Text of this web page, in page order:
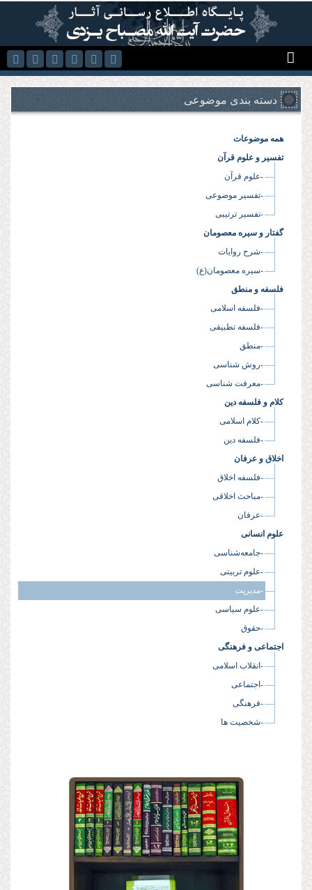
رفتن به محتوای اصلی
دسته بندی موضوعی
همه موضوعات
تفسیر و علوم قرآن
-علوم قرآن
-تفسیر موضوعی
-تفسیر ترتیبی
گفتار و سیره معصومان
-شرح روایات
-سیره معصومان(ع)
فلسفه و منطق
-فلسفه اسلامی
-فلسفه تطبیقی
-منطق
-روش شناسی
-معرفت شناسی
کلام و فلسفه دین
-کلام اسلامی
-فلسفه دین
اخلاق و عرفان
-فلسفه اخلاق
-مباحث اخلاقی
-عرفان
علوم انسانی
-جامعه‌شناسی
-علوم تربیتی
-مدیریت
-علوم سیاسی
-حقوق
اجتماعی و فرهنگی
-انقلاب اسلامی
-اجتماعی
-فرهنگی
-شخصیت ها